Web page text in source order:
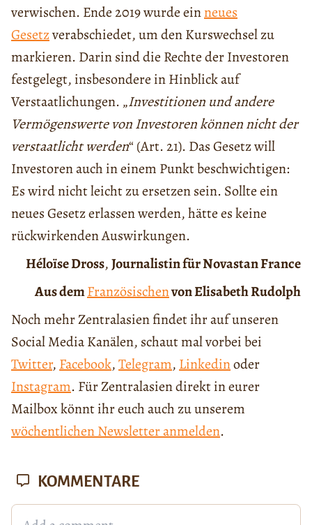
verwischen. Ende 2019 wurde einneues
Gesetzverabschiedet, um den Kurswechsel zu
markieren. Darin sind die Rechte der Investoren
festgelegt, insbesondere in Hinblick auf
Verstaatlichungen. „Investitionen und andere
Vermögenswerte von Investoren können nicht der
verstaatlicht werden“ (Art. 21). Das Gesetz will
Investoren auch in einem Punkt beschwichtigen:
Es wird nicht leicht zu ersetzen sein. Sollte ein
neues Gesetz erlassen werden, hätte es keine
rückwirkenden Auswirkungen.
Héloïse Dross,Journalistin für Novastan France
Aus demFranzösischenvon Elisabeth Rudolph
Noch mehr Zentralasien findet ihr auf unseren
Social Media Kanälen, schaut mal vorbei bei
Twitter, Facebook,Telegram, Linkedinoder
Instagram. Für Zentralasien direkt in eurer
Mailbox könnt ihr euch auch zu unserem
wöchentlichen Newsletter anmelden.
KOMMENTARE